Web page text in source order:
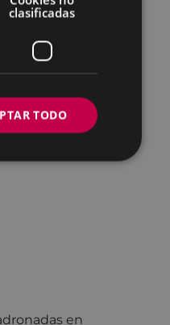
deseado por
de las
en
clasificadas
TODO